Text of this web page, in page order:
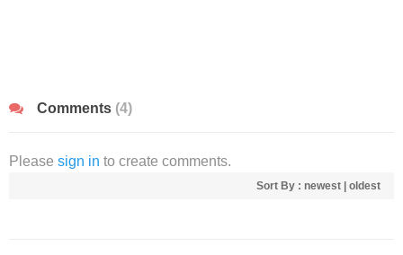
Comments (4)
Please sign in to create comments.
Sort By : newest oldest